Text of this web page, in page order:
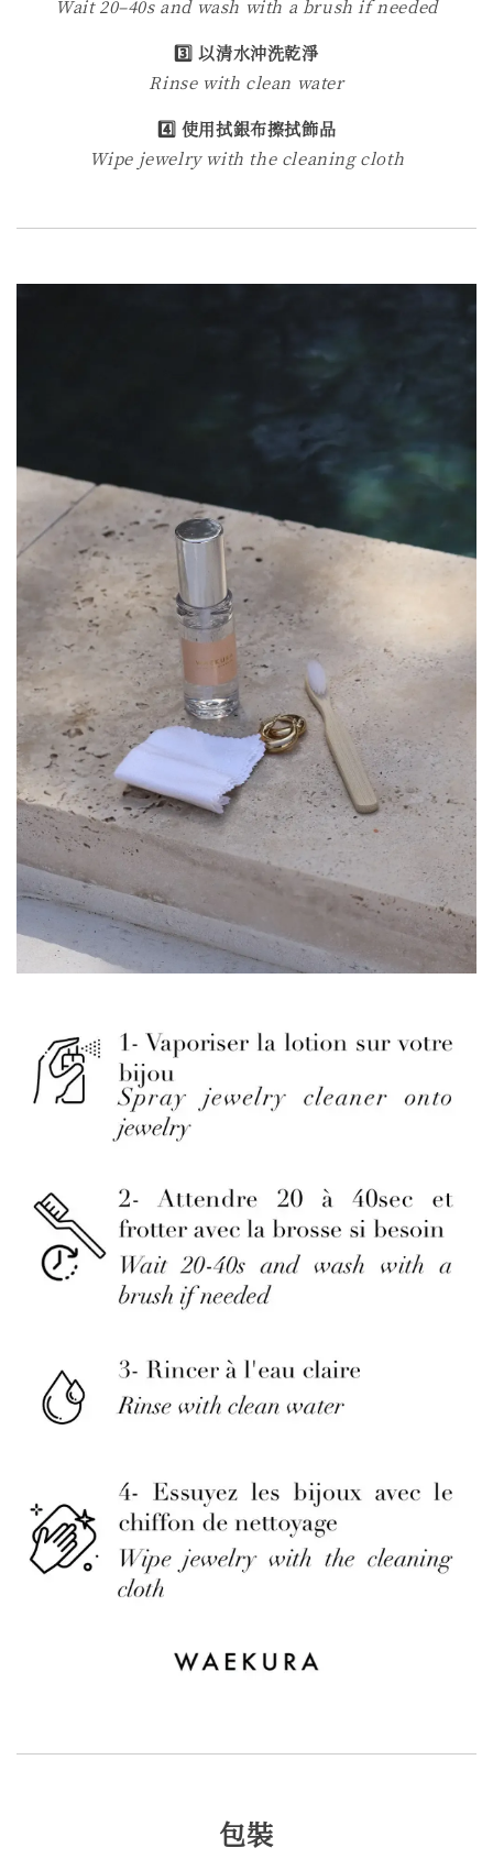
Wait 20–40s and wash with a brush if needed
3️⃣ 以清水沖洗乾淨
Rinse with clean water
4️⃣ 使用拭銀布擦拭飾品
Wipe jewelry with the cleaning cloth
包裝